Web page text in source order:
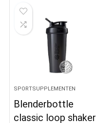
SPORTSUPPLEMENTEN
Blenderbottle
classic loop shaker